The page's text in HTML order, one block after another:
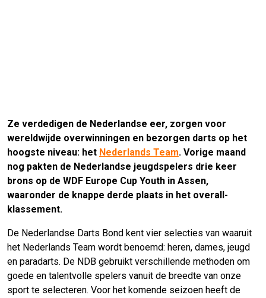
Ze verdedigen de Nederlandse eer, zorgen voor
wereldwijde overwinningen en bezorgen darts op het
hoogste niveau: het Nederlands Team. Vorige maand
nog pakten de Nederlandse jeugdspelers drie keer
brons op de WDF Europe Cup Youth in Assen,
waaronder de knappe derde plaats in het overall-
klassement.
De Nederlandse Darts Bond kent vier selecties van waaruit
het Nederlands Team wordt benoemd: heren, dames, jeugd
en paradarts. De NDB gebruikt verschillende methoden om
goede en talentvolle spelers vanuit de breedte van onze
sport te selecteren. Voor het komende seizoen heeft de